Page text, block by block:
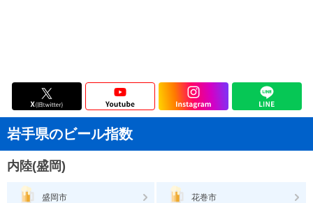
岩手県のビール指数
内陸(盛岡)
盛岡市 花巻市